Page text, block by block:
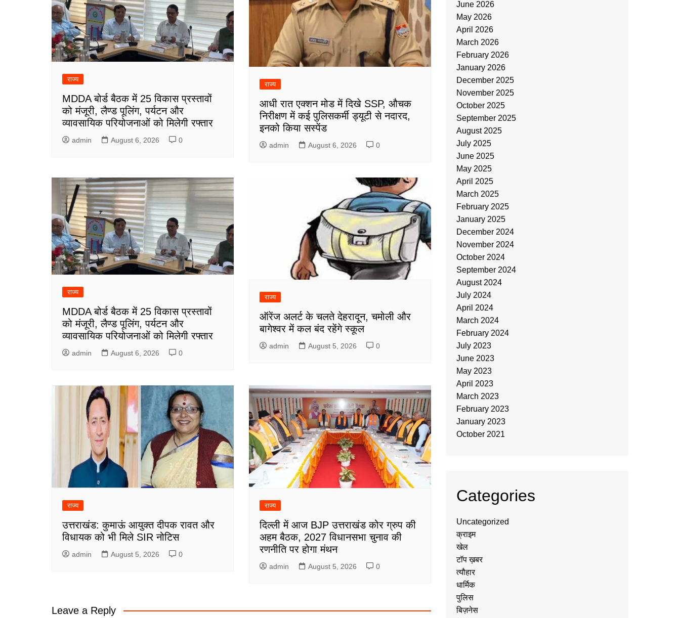
राज्य
MDDA बोर्ड बैठक में 25 विकास प्रस्तावों
को मंजूरी, लैण्ड पूलिंग, पर्यटन और
व्यावसायिक परियोजनाओं को मिलेगी रफ्तार
admin August 6, 2026 0
राज्य
आधी रात एक्शन मोड में दिखे SSP, औचक
निरीक्षण में कई पुलिसकर्मी ड्यूटी से नदारद,
इनको किया सस्पेंड
admin August 6, 2026 0
राज्य
MDDA बोर्ड बैठक में 25 विकास प्रस्तावों
को मंजूरी, लैण्ड पूलिंग, पर्यटन और
व्यावसायिक परियोजनाओं को मिलेगी रफ्तार
admin August 6, 2026 0
राज्य
ऑरेंज अलर्ट के चलते देहरादून, चमोली और
बागेश्वर में कल बंद रहेंगे स्कूल
admin August 5, 2026 0
राज्य
उत्तराखंड: कुमाऊं आयुक्त दीपक रावत और
विधायक को भी मिले SIR नोटिस
admin August 5, 2026 0
राज्य
दिल्ली में आज BJP उत्तराखंड कोर ग्रुप की
अहम बैठक, 2027 विधानसभा चुनाव की
रणनीति पर होगा मंथन
admin August 5, 2026 0
Leave a Reply
June 2026
May 2026
April 2026
March 2026
February 2026
January 2026
December 2025
November 2025
October 2025
September 2025
August 2025
July 2025
June 2025
May 2025
April 2025
March 2025
February 2025
January 2025
December 2024
November 2024
October 2024
September 2024
August 2024
July 2024
April 2024
March 2024
February 2024
July 2023
June 2023
May 2023
April 2023
March 2023
February 2023
January 2023
October 2021
Categories
Uncategorized
क्राइम
खेल
टॉप ख़बर
त्यौहार
धार्मिक
पुलिस
बिज़नेस